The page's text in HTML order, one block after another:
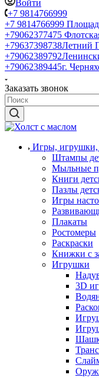
Войти
+7 9814766999
+7 9814766999
+79062377475
+79637398738Летний
+79062389792
+79062389445г.
Заказать звонок
Игры, игрушки,
Штампы
Мыльные
Книги
Пазлы
Игры
Плакаты
Ростомеры
Раскраски
Книжки с
Игрушки
3D